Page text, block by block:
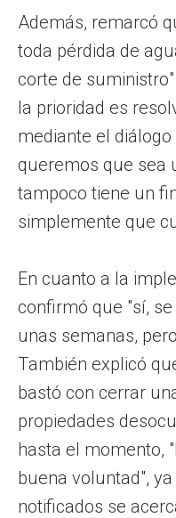
Además, remarcó
toda pérdida de
corte de
la prioridad es
mediante el
queremos que sea
tampoco tiene un
simplemente que
En cuanto a la
confirmó que "sí,
unas semanas,
También explicó
bastó con cerrar
propiedades
hasta el momento,
buena voluntad",
notificados se